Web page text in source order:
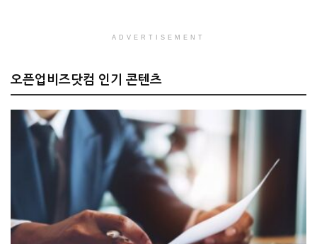
ADVERTISEMENT
오픈업비즈닷컴 인기 콘텐츠